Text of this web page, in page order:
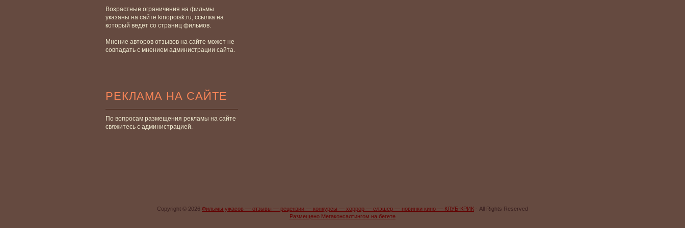
Возрастные ограничения на фильмы
указаны на сайте kinopoisk.ru, ссылка на
который ведет со страниц фильмов.
Мнение авторов отзывов на сайте может не
совпадать с мнением администрации сайта.
РЕКЛАМА НА САЙТЕ
По вопросам размещения рекламы на сайте
свяжитесь с администрацией.
Copyright © 2026 Фильмы ужасов — отзывы — рецензии — конкурсы — хоррор — слэшер — новинки кино — КЛУБ-КРИК - All Rights Reserved
Размещено Мегаконсалтингом на бегете